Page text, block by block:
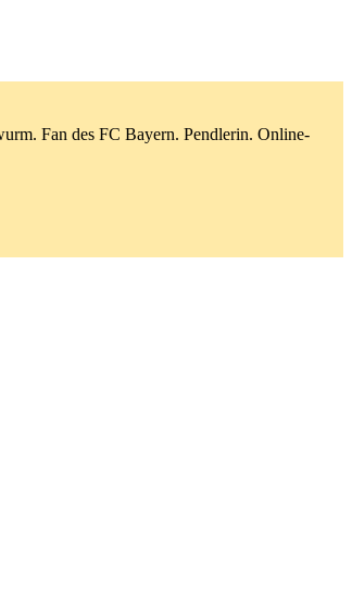
Fan des FC Bayern. Pendlerin. Online-